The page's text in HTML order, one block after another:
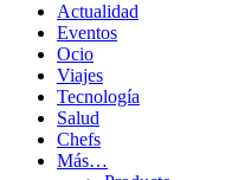
Actualidad
Eventos
Ocio
Viajes
Tecnología
Salud
Chefs
Más…